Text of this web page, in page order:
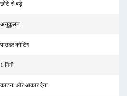
छोटे से बड़े
अनुकूलन
पाउडर कोटिंग
1 मिमी
काटना और आकार देना